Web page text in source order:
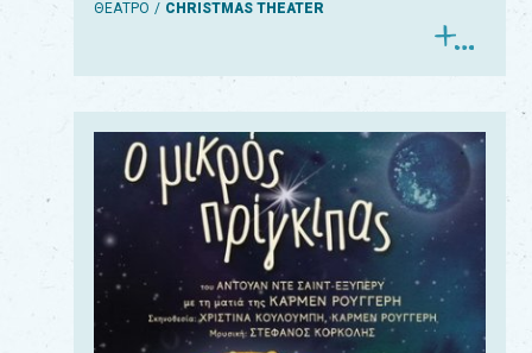
ΘΕΑΤΡΟ CHRISTMAS THEATER